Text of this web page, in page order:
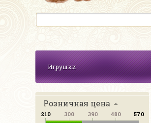
Игрушки
Розничная цена
210 300 390 480 570